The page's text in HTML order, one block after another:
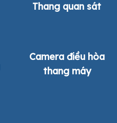
Thang quan sát
Camera điều hòa
thang máy